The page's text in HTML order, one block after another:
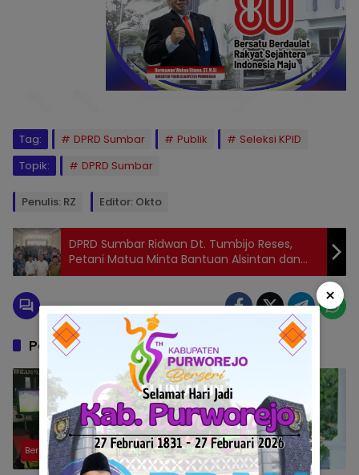
Tag: DPRD Sumbar Publik
Seleksi KPID
Topik:
DPRD Sumbar
Penulis: RZ Editor: Okto
DPRD Sumbar Ridwan Dt. Tumbijo Reses,
Petani Matua Minta Bantuan Alsintan dan
Perbaikan Irigasi
Pos Terkait
Berita Berita
×